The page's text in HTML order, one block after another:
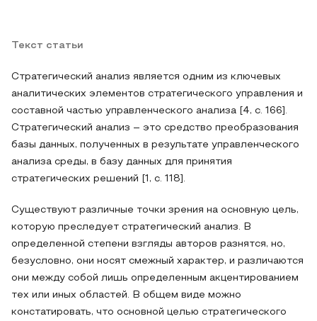
Текст статьи
Стратегический анализ является одним из ключевых
аналитических элементов стратегического управления и
составной частью управленческого анализа [4, с. 166].
Стратегический анализ – это средство преобразования
базы данных, полученных в результате управленческого
анализа среды, в базу данных для принятия
стратегических решений [1, с. 118].
Существуют различные точки зрения на основную цель,
которую преследует стратегический анализ. В
определенной степени взгляды авторов разнятся, но,
безусловно, они носят смежный характер, и различаются
они между собой лишь определенным акцентированием
тех или иных областей. В общем виде можно
констатировать, что основной целью стратегического